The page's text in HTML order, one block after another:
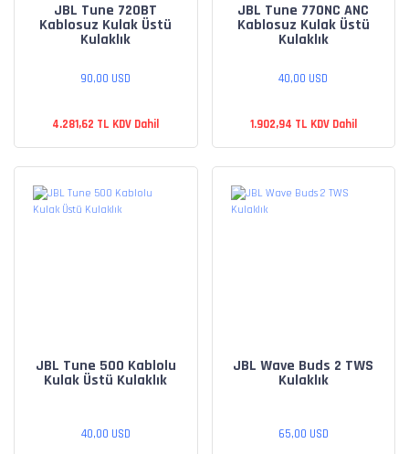
JBL Tune 720BT
Kablosuz Kulak Üstü
Kulaklık
90,00 USD
4.281,62 TL KDV Dahil
JBL Tune 770NC ANC
Kablosuz Kulak Üstü
Kulaklık
40,00 USD
1.902,94 TL KDV Dahil
JBL Tune 500 Kablolu
Kulak Üstü Kulaklık
40,00 USD
JBL Wave Buds 2 TWS
Kulaklık
65,00 USD